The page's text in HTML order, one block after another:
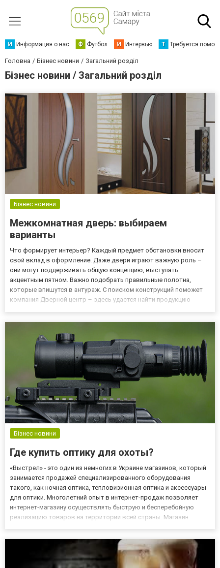
И Информация о нас Ф Футбол И Интервью Т Требуется
Головна Бізнес новини Загальний розділ
Бізнес новини / Загальний розділ
Бізнес новини
Межкомнатная дверь: выбираем
варианты
Что формирует интерьер? Каждый предмет обстановки вносит
свой вклад в оформление. Даже двери играют важную роль –
они могут поддерживать общую концепцию, выступать
акцентным пятном. Важно подобрать правильные полотна,
которые впишутся в антураж. С поиском конструкций поможет
компания Дверной центр – здесь удастся найти продукцию
Бізнес новини
Где купить оптику для охоты?
«Выстрел» - это один из немногих в Украине магазинов, который
занимается продажей специализированного оборудования
такого, как ночная оптика, тепловизионная оптика и аксессуары
для оптики. Многолетний опыт в интернет-продаж позволяет
интернет-магазину осуществлять быструю и бесперебойную
реализацию товаров на территории всей страны. Магазин